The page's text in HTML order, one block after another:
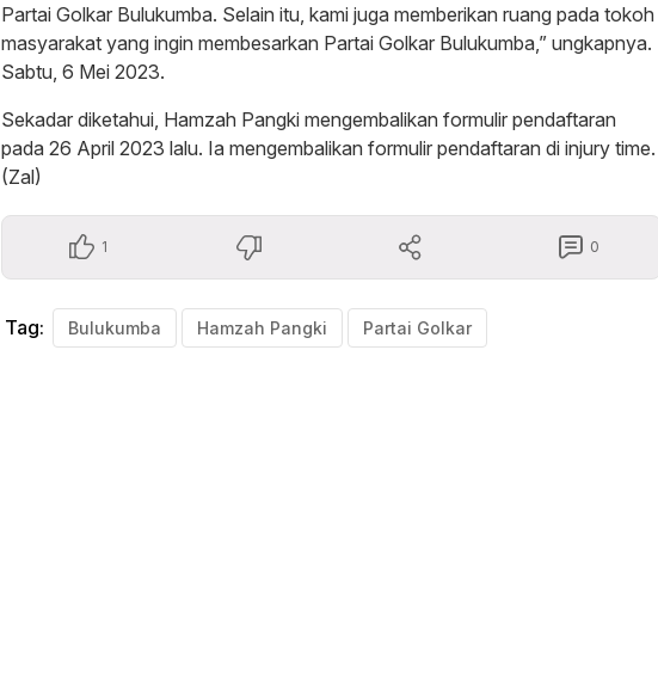
Partai Golkar Bulukumba. Selain itu, kami juga memberikan ruang pada tokoh
masyarakat yang ingin membesarkan Partai Golkar Bulukumba,” ungkapnya.
Sabtu, 6 Mei 2023.
Sekadar diketahui, Hamzah Pangki mengembalikan formulir pendaftaran
pada 26 April 2023 lalu. Ia mengembalikan formulir pendaftaran di injury time.
(Zal)
1 0
Tag: Bulukumba Hamzah Pangki Partai Golkar